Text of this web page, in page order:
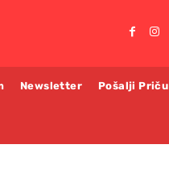
Newsletter Pošalji Priču